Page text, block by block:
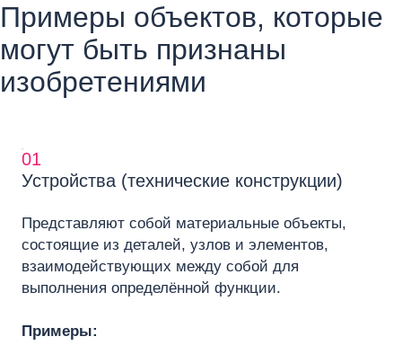
Примеры объектов, которые
могут быть признаны
изобретениями
01
Устройства (технические конструкции)
Представляют собой материальные объекты,
состоящие из деталей, узлов и элементов,
взаимодействующих между собой для
выполнения определённой функции.
Примеры: